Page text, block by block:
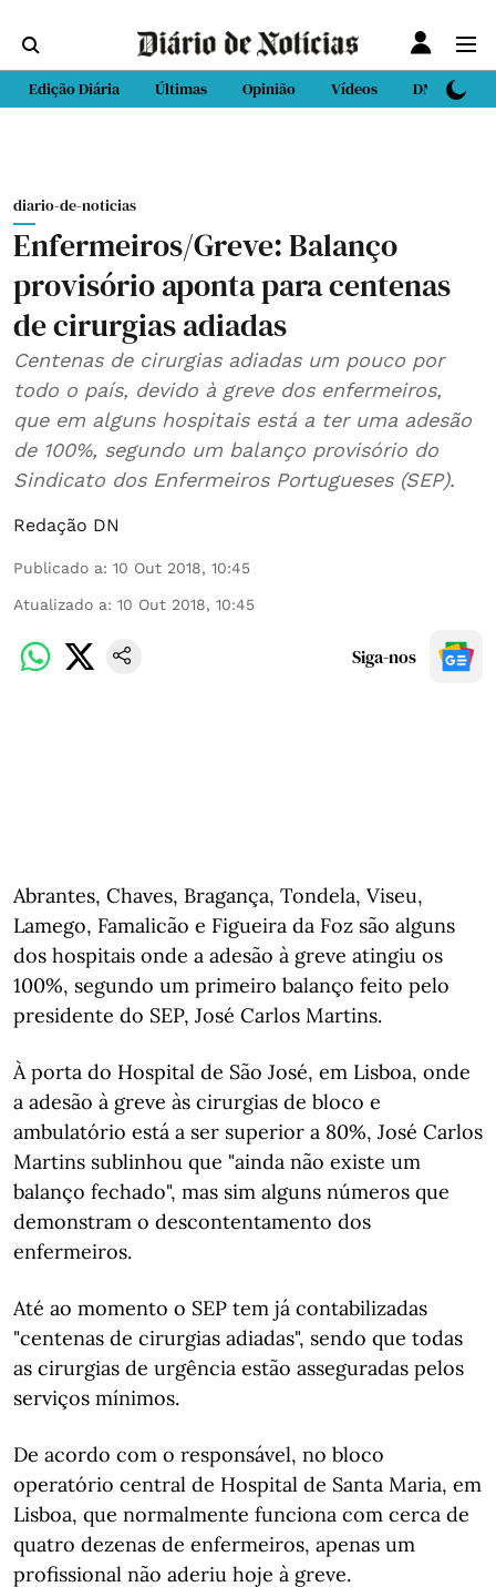
Edição Diária Últimas Opinião Vídeos DN Sport
diario-de-noticias
Enfermeiros/Greve: Balanço
provisório aponta para centenas
de cirurgias adiadas
Centenas de cirurgias adiadas um pouco por
todo o país, devido à greve dos enfermeiros,
que em alguns hospitais está a ter uma adesão
de 100%, segundo um balanço provisório do
Sindicato dos Enfermeiros Portugueses (SEP).
Redação DN
Publicado a: 10 Out 2018, 10:45
Atualizado a: 10 Out 2018, 10:45
Siga-nos
Abrantes, Chaves, Bragança, Tondela, Viseu,
Lamego, Famalicão e Figueira da Foz são alguns
dos hospitais onde a adesão à greve atingiu os
100%, segundo um primeiro balanço feito pelo
presidente do SEP, José Carlos Martins.
À porta do Hospital de São José, em Lisboa, onde
a adesão à greve às cirurgias de bloco e
ambulatório está a ser superior a 80%, José Carlos
Martins sublinhou que "ainda não existe um
balanço fechado", mas sim alguns números que
demonstram o descontentamento dos
enfermeiros.
Até ao momento o SEP tem já contabilizadas
"centenas de cirurgias adiadas", sendo que todas
as cirurgias de urgência estão asseguradas pelos
serviços mínimos.
De acordo com o responsável, no bloco
operatório central de Hospital de Santa Maria, em
Lisboa, que normalmente funciona com cerca de
quatro dezenas de enfermeiros, apenas um
profissional não aderiu hoje à greve.